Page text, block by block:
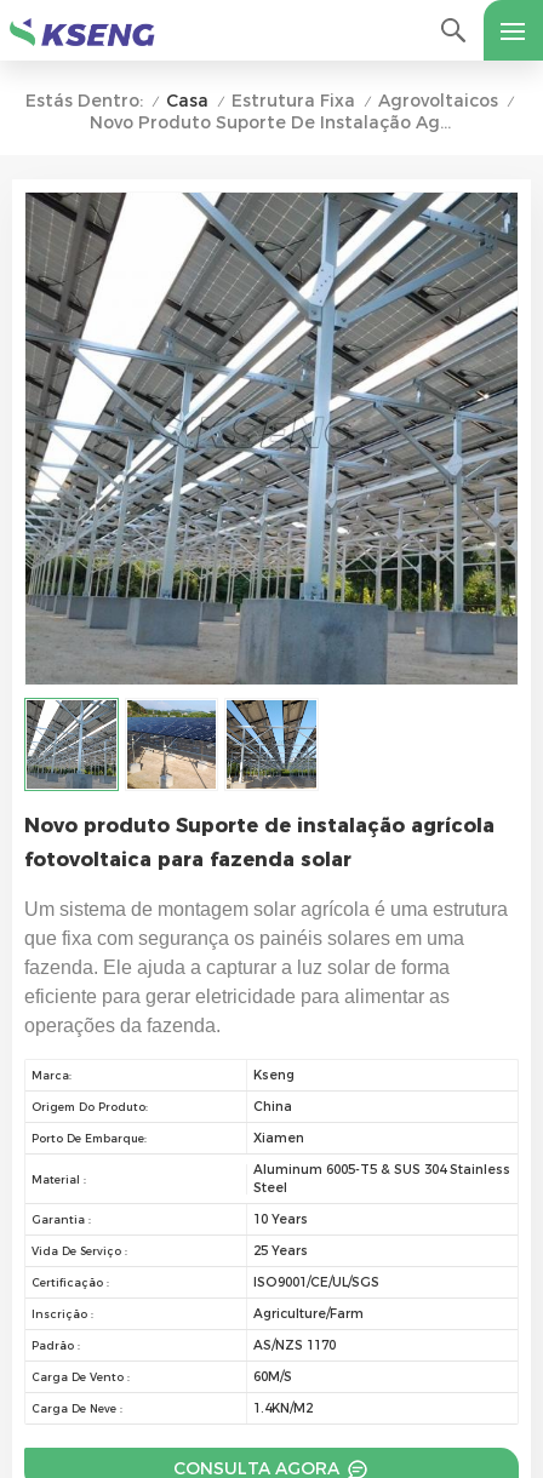
Estás Dentro: / Casa / Estrutura Fixa / Agrovoltaicos /
Novo Produto Suporte De Instalação Agrícola Fotovoltaica Para Fazenda Solar
Novo produto Suporte de instalação agrícola
fotovoltaica para fazenda solar
Um sistema de montagem solar agrícola é uma estrutura
que fixa com segurança os painéis solares em uma
fazenda. Ele ajuda a capturar a luz solar de forma
eficiente para gerar eletricidade para alimentar as
operações da fazenda.
Marca: Kseng
Origem Do Produto: China
Porto De Embarque: Xiamen
Material :
Aluminum 6005-T5 & SUS 304 Stainless
Steel
Garantia : 10 Years
Vida De Serviço : 25 Years
Certificação : ISO9001/CE/UL/SGS
Inscrição : Agriculture/Farm
Padrão : AS/NZS 1170
Carga De Vento : 60M/S
Carga De Neve : 1.4KN/M2
CONSULTA AGORA